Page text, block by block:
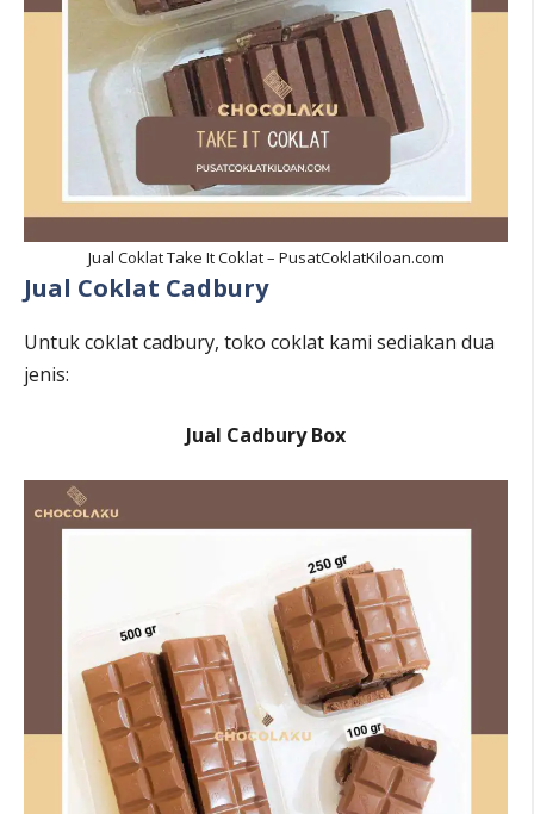
Jual Coklat Take It Coklat – PusatCoklatKiloan.com
Jual Coklat Cadbury
Untuk coklat cadbury, toko coklat kami sediakan dua
jenis:
Jual Cadbury Box